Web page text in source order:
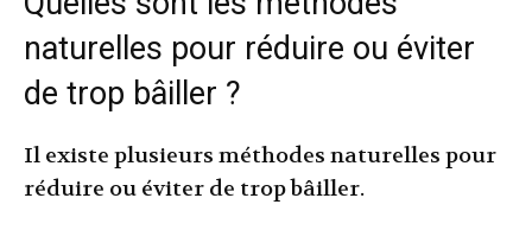
naturelles pour réduire ou éviter
de trop bâiller ?
Il existe plusieurs méthodes naturelles pour
réduire ou éviter de trop bâiller.